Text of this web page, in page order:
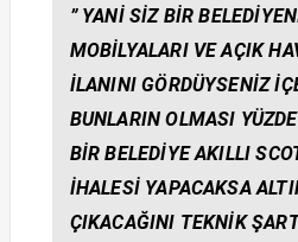
” YANI SIZ BIR
MOBILYALARI VE AÇIK
ILANINI GÖRDÜYSENIZ
BUNLARIN OLMASI
BIR BELEDIYE AKILLI
IHALESI YAPACAKSA
ÇIKACAĞINI TEKNIK